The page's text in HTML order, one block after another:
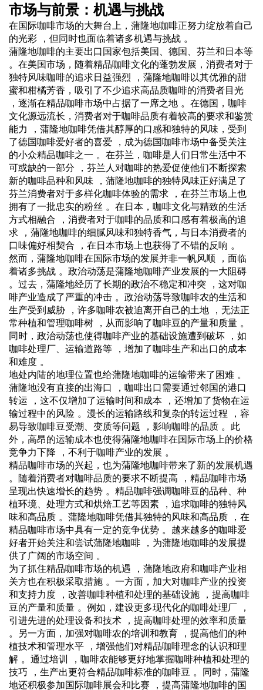
市场与前景：机遇与挑战
在国际咖啡市场的大舞台上，蒲隆地咖啡正努力绽放着自己
的光彩 ，但同时也面临着诸多机遇与挑战 。
蒲隆地咖啡的主要出口国家包括美国、德国、芬兰和日本等
。在美国市场，随着精品咖啡文化的蓬勃发展，消费者对于
独特风味咖啡的追求日益强烈 ，蒲隆地咖啡以其优雅的甜
蜜和柑橘芳香，吸引了不少追求高品质咖啡的消费者目光
，逐渐在精品咖啡市场中占据了一席之地 。在德国，咖啡
文化源远流长，消费者对于咖啡品质有着较高的要求和鉴赏
能力 ，蒲隆地咖啡凭借其醇厚的口感和独特的风味，受到
了德国咖啡爱好者的喜爱 ，成为德国咖啡市场中备受关注
的小众精品咖啡之一 。在芬兰，咖啡是人们日常生活中不
可或缺的一部分 ，芬兰人对咖啡的热爱促使他们不断探索
新的咖啡品种和风味 ，蒲隆地咖啡的独特风味正好满足了
芬兰消费者对于多样化咖啡体验的需求 ，在芬兰市场上也
拥有了一批忠实的粉丝 。在日本，咖啡文化与精致的生活
方式相融合 ，消费者对于咖啡的品质和口感有着极高的追
求 ，蒲隆地咖啡的细腻风味和独特香气，与日本消费者的
口味偏好相契合 ，在日本市场上也获得了不错的反响 。
然而，蒲隆地咖啡在国际市场的发展并非一帆风顺 ，面临
着诸多挑战 。政治动荡是蒲隆地咖啡产业发展的一大阻碍
。过去，蒲隆地经历了长期的政治不稳定和冲突 ，这对咖
啡产业造成了严重的冲击 。政治动荡导致咖啡农的生活和
生产受到威胁 ，许多咖啡农被迫离开自己的土地 ，无法正
常种植和管理咖啡树 ，从而影响了咖啡豆的产量和质量 。
同时，政治动荡也使得咖啡产业的基础设施遭到破坏 ，如
咖啡处理厂、运输道路等 ，增加了咖啡生产和出口的成本
和难度 。
地处内陆的地理位置也给蒲隆地咖啡的运输带来了困难 。
蒲隆地没有直接的出海口 ，咖啡出口需要通过邻国的港口
转运 ，这不仅增加了运输时间和成本 ，还增加了货物在运
输过程中的风险 。漫长的运输路线和复杂的转运过程 ，容
易导致咖啡豆受潮、变质等问题 ，影响咖啡的品质 。此
外，高昂的运输成本也使得蒲隆地咖啡在国际市场上的价格
竞争力下降 ，不利于咖啡产业的发展 。
精品咖啡市场的兴起，也为蒲隆地咖啡带来了新的发展机遇
。随着消费者对咖啡品质的要求不断提高 ，精品咖啡市场
呈现出快速增长的趋势 。精品咖啡强调咖啡豆的品种、种
植环境、处理方式和烘焙工艺等因素 ，追求咖啡的独特风
味和高品质 。蒲隆地咖啡凭借其独特的风味和高品质 ，在
精品咖啡市场中具有一定的竞争优势 。越来越多的咖啡爱
好者开始关注和尝试蒲隆地咖啡 ，为蒲隆地咖啡的发展提
供了广阔的市场空间 。
为了抓住精品咖啡市场的机遇 ，蒲隆地政府和咖啡产业相
关方也在积极采取措施 。一方面，加大对咖啡产业的投资
和支持力度 ，改善咖啡种植和处理的基础设施 ，提高咖啡
豆的产量和质量 。例如，建设更多现代化的咖啡处理厂 ，
引进先进的处理设备和技术 ，提高咖啡处理的效率和质量
。另一方面，加强对咖啡农的培训和教育 ，提高他们的种
植技术和管理水平 ，增强他们对精品咖啡理念的认识和理
解 。通过培训 ，咖啡农能够更好地掌握咖啡种植和处理的
技巧 ，生产出更符合精品咖啡标准的咖啡豆 。同时，蒲隆
地还积极参加国际咖啡展会和比赛 ，提高蒲隆地咖啡的国